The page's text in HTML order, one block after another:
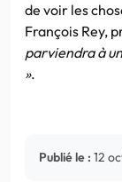
de voir les
François Rey,
parviendra à
».
Publié le : 12